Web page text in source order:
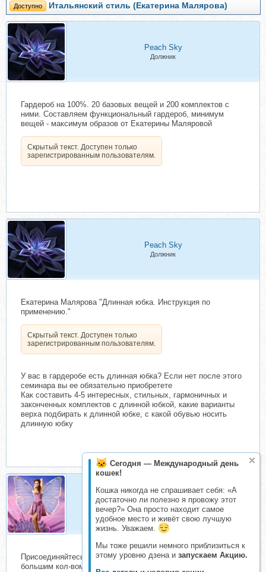
Сегодня — Международный день
кошек!
Кошка никогда не спрашивает себя: «А
достаточно ли полезно я провожу этот
вечер?» Она просто находит самое
удобное место и живёт свою лучшую
жизнь. Уважаем.
Мы тоже решили немного приблизиться к
этому уровню дзена и запускаем Акцию.
Доступно Итальянский стиль (Екатерина Малярова)
Peach Sky
Должник
Гардероб на 100%. 20 базовых вещей и 200 комплектов с
ними. Составляем функциональный гардероб, минимум
вещей - максимум образов от Екатерины Маляровой
Скрытый текст. Доступен только
зарегистрированным пользователям.
Peach Sky
Должник
Екатерина Малярова "Длинная юбка. Инструкция по
применению."
Скрытый текст. Доступен только
зарегистрированным пользователям.
У вас в гардеробе есть длинная юбка? Если нет после этого
семинара вы ее обязательно приобретете
Как составить 4-5 интересных, стильных, гармоничных и
законченных комплектов с длинной юбкой, какие варианты
верха подбирать к длинной юбке, с какой обувью носить
длинную юбку
СолнечныйЗайчик
Активный складчик
Присоединяйтесь к курсу "Школа имиджмейкеров " с
большим кол-вом бонусов.